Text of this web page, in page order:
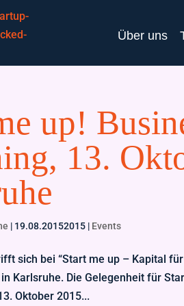
Über uns
up!
13.
| 19.08.20152015 | Events
sich bei “Start me up – Kapital
Karlsruhe. Die Gelegenheit für
Oktober 2015...